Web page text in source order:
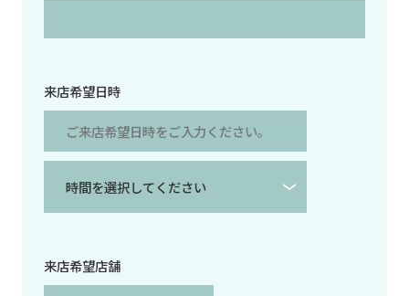
来店希望日時
来店希望店舗